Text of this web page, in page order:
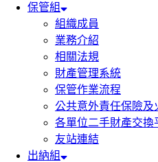
保管組
組織成員
業務介紹
相關法規
財產管理系統
保管作業流程
公共意外責任保險及
各單位二手財產交換
友站連結
出納組